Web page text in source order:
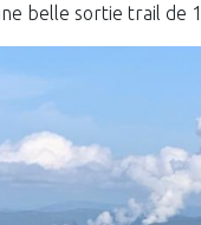
belle sortie trail de